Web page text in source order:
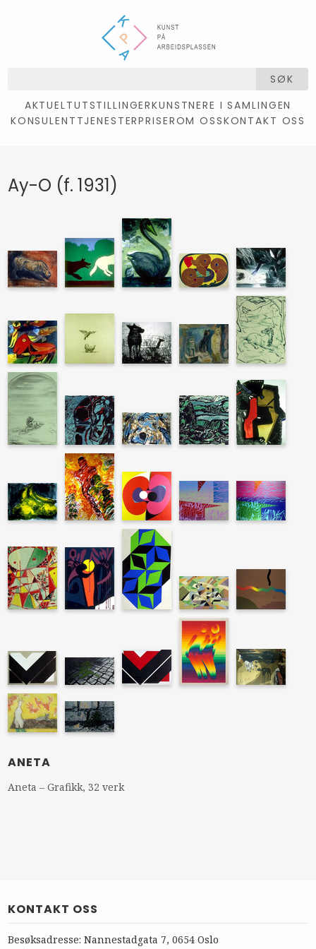
SØK
AKTUELTUTSTILLINGERKUNSTNERE I SAMLINGEN
KONSULENTTJENESTERPRISEROM OSSKONTAKT OSS
Ay-O (f. 1931)
ANETA
Aneta – Grafikk, 32 verk
KONTAKT OSS
Besøksadresse: Nannestadgata 7, 0654 Oslo